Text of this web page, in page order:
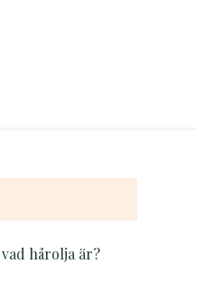
hårolja är?